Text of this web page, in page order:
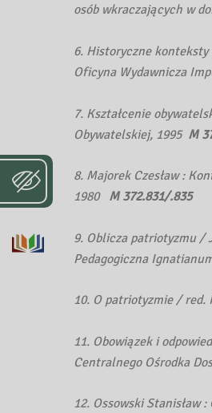
osób wkraczających w
6. Historyczne
Oficyna Wydawnicza
7. Kształcenie
Obywatelskiej, 1995 M
8. Majorek Czesław :
1980
M 372.831/.835
9. Oblicza patriotyzmu /
Pedagogiczna
10. O patriotyzmie / red.
11. Obowiązek i
Centralnego Ośrodka
12. Ossowski Stanisław